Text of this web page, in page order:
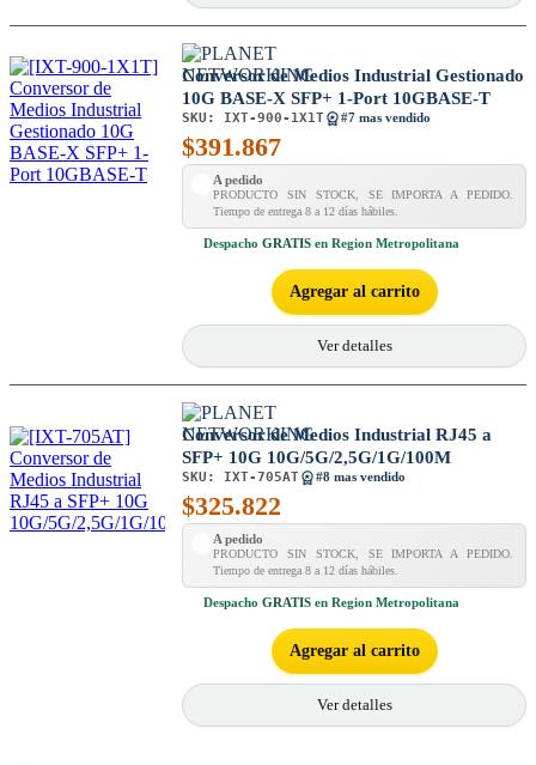
Conversor de Medios Industrial Gestionado
10G BASE-X SFP+ 1-Port 10GBASE-T
SKU: IXT-900-1X1T #7 mas vendido
$391.867
A pedido
PRODUCTO SIN STOCK, SE IMPORTA A PEDIDO.
Tiempo de entrega 8 a 12 días hábiles.
Despacho GRATIS en Region Metropolitana
Agregar al carrito
Ver detalles
Conversor de Medios Industrial RJ45 a
SFP+ 10G 10G/5G/2,5G/1G/100M
SKU: IXT-705AT #8 mas vendido
$325.822
A pedido
PRODUCTO SIN STOCK, SE IMPORTA A PEDIDO.
Tiempo de entrega 8 a 12 días hábiles.
Despacho GRATIS en Region Metropolitana
Agregar al carrito
Ver detalles